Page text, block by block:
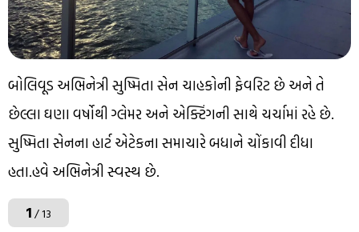
બોલિવૂડ અભિનેત્રી સુષ્મિતા સેન ચાહકોની ફેવરિટ છે અને તે
છેલ્લા ઘણા વર્ષોથી ગ્લેમર અને એક્ટિંગની સાથે ચર્ચામાં રહે છે.
સુષ્મિતા સેનના હાર્ટ એટેકના સમાચારે બધાને ચોંકાવી દીધા
હતા.હવે અભિનેત્રી સ્વસ્થ છે.
1/ 13